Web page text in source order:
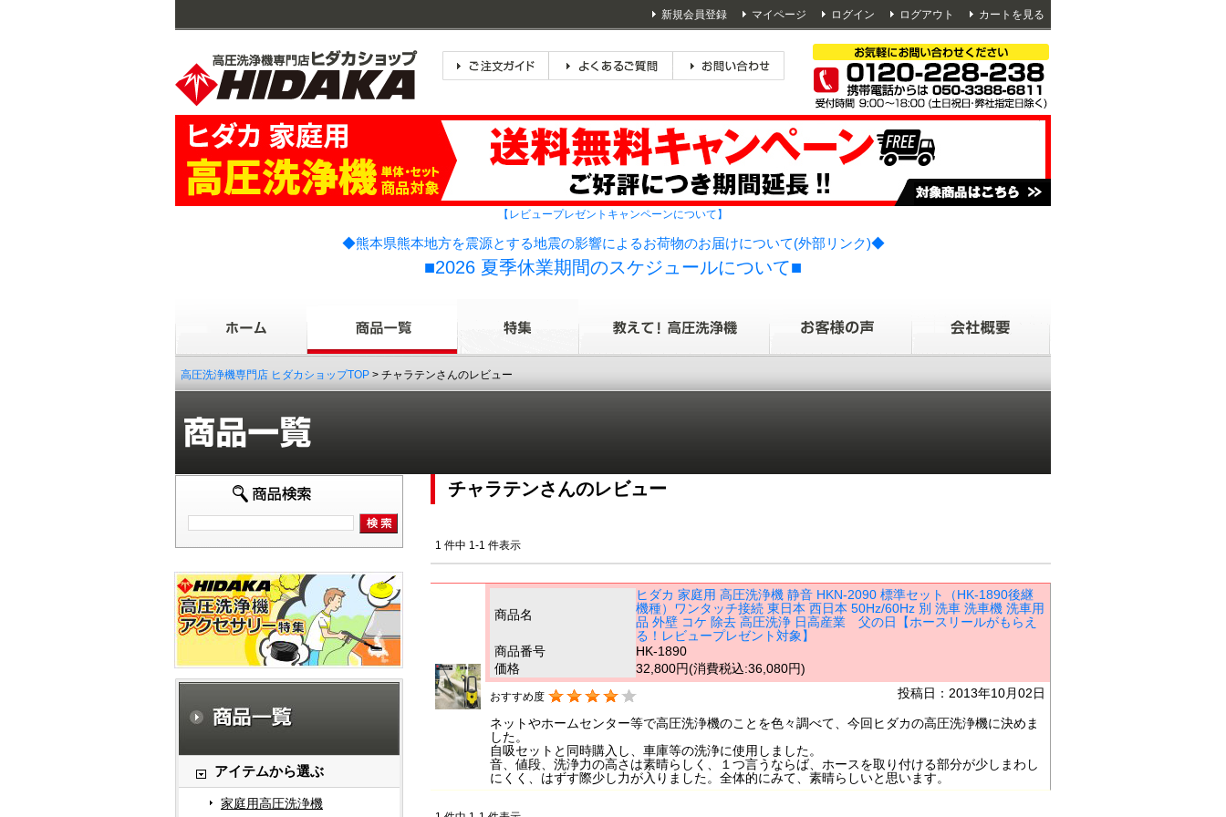
新規会員登録 マイページ ログイン ログアウト カートを見る
【レビュープレゼントキャンペーンについて】
◆熊本県熊本地方を震源とする地震の影響によるお荷物のお届けについて(外部リンク)◆
■2026 夏季休業期間のスケジュールについて■
高圧洗浄機専門店 ヒダカショップTOP > チャラテンさんのレビュー
アイテムから選ぶ
家庭用高圧洗浄機
チャラテンさんのレビュー
1 件中 1-1 件表示
商品名
ヒダカ 家庭用 高圧洗浄機 静音 HKN-2090 標準セット（HK-1890後継
機種）ワンタッチ接続 東日本 西日本 50Hz/60Hz 別 洗車 洗車機 洗車用
品 外壁 コケ 除去 高圧洗浄 日高産業 父の日【ホースリールがもらえ
る！レビュープレゼント対象】
商品番号
HK-1890
価格
32,800円(消費税込:36,080円)
投稿日：2013年10月02日
おすすめ度
ネットやホームセンター等で高圧洗浄機のことを色々調べて、今回ヒダカの高圧洗浄機に決めま
した。
自吸セットと同時購入し、車庫等の洗浄に使用しました。
音、値段、洗浄力の高さは素晴らしく、１つ言うならば、ホースを取り付ける部分が少しまわし
にくく、はずす際少し力が入りました。全体的にみて、素晴らしいと思います。